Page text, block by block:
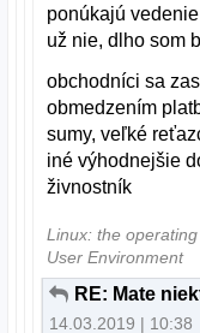
ponúkajú
už nie, dlho som
obchodníci sa
obmedzením
sumy, veľké
iné výhodnejšie
živnostník
Linux: the
User Environment
14.03.2019 | 10:38